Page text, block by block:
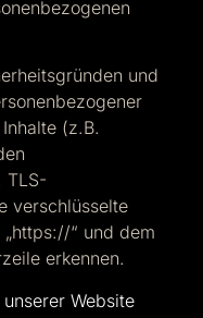
und
(z.B.
TLS-
verschlüsselte
“ und dem
erkennen.
Website